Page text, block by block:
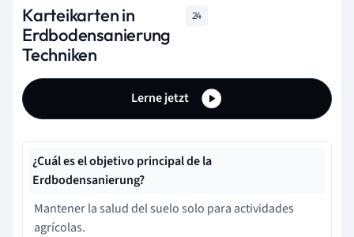
Karteikarten in
Erdbodensanierung
Techniken
24
Lerne jetzt
¿Cuál es el objetivo principal de la
Erdbodensanierung?
Mantener la salud del suelo solo para actividades
agrícolas.